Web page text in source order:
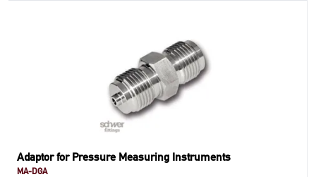
Adaptor for Pressure Measuring Instruments
MA-DGA